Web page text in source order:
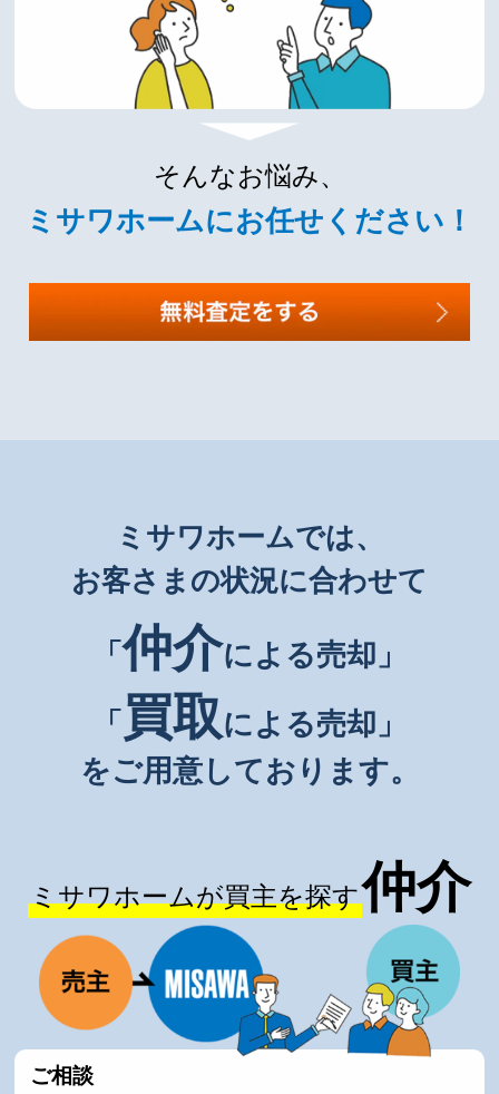
そんなお悩み、
ミサワホームにお任せください！
ミサワホームでは、
お客さまの状況に合わせて
「仲介による売却」
「 買取 による売却」
をご用意しております。
ミサワホームが買主を探す仲介
ご相談